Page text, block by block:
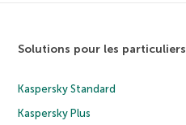
Solutions pour les particuliers
Kaspersky Standard
Kaspersky Plus